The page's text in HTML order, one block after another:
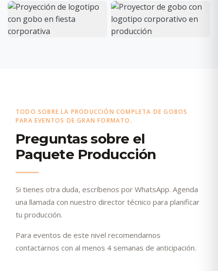
TODO SOBRE LA PRODUCCIÓN COMPLETA DE GOBOS
PARA EVENTOS DE GRAN FORMATO.
Preguntas sobre el
Paquete Producción
Si tienes otra duda, escríbenos por WhatsApp. Agenda
una llamada con nuestro director técnico para planificar
tu producción.
Para eventos de este nivel recomendamos
contactarnos con al menos 4 semanas de anticipación.